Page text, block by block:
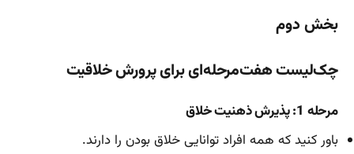
بخش دوم
چک‌لیست هفت‌مرحله‌ای برای پرورش خلاقیت
مرحله 1: پذیرش ذهنیت خلاق
باور کنید که همه افراد توانایی خلاق بودن را دارند.